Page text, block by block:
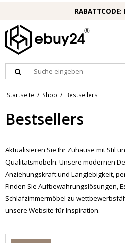
RABATTCODE:
Startseite / Shop / Bestsellers
Bestsellers
Aktualisieren Sie Ihr Zuhause mit Stil
Qualitätsmöbeln. Unsere modernen
Anziehungskraft und Langlebigkeit,
Finden Sie Aufbewahrungslösungen,
Schlafzimmermöbel zu
unsere Website für Inspiration.